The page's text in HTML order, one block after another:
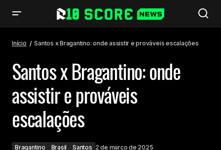
Início Santos x Bragantino: onde assistir e prováveis escalações
Santos x Bragantino: onde
assistir e prováveis
escalações
Bragantino Brasil Santos 2 de março de 2025